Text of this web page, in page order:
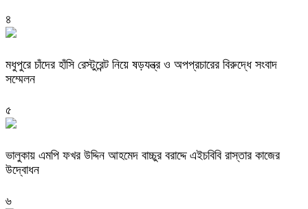
৪
মধুপুরে চাঁদের হাঁসি রেস্টুরেন্ট নিয়ে ষড়যন্ত্র ও অপপ্রচারের বিরুদ্ধে সংবাদ
সম্মেলন
৫
ভালুকায় এমপি ফখর উদ্দিন আহমেদ বাচ্চুর বরাদ্দে এইচবিবি রাস্তার কাজের
উদ্বোধন
৬